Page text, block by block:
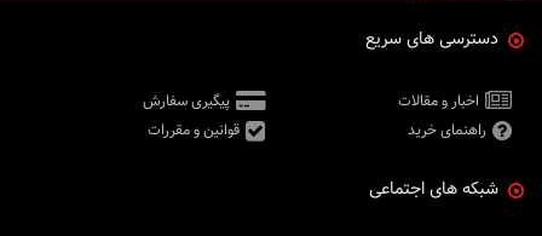
دسترسی های سریع
اخبار و مقالات
پیگیری سفارش
راهنمای خرید
قوانین و مقررات
شبکه های اجتماعی